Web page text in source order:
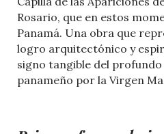
Rosario, que en estos
Panamá. Una obra que
logro arquitectónico y
signo tangible del
panameño por la Virgen